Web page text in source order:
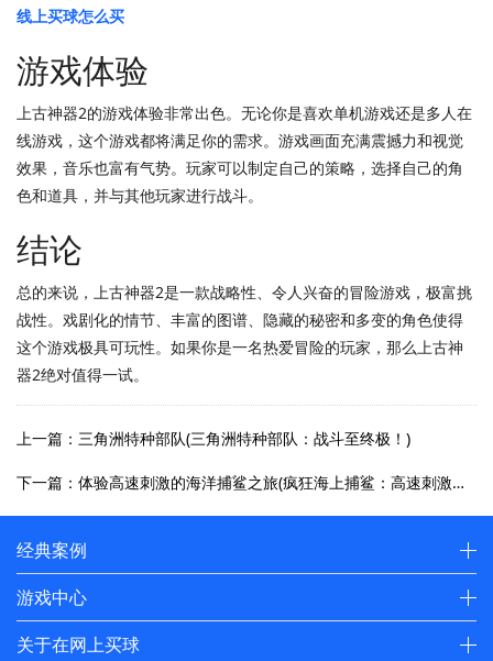
线上买球怎么买
游戏体验
上古神器2的游戏体验非常出色。无论你是喜欢单机游戏还是多人在
线游戏，这个游戏都将满足你的需求。游戏画面充满震撼力和视觉
效果，音乐也富有气势。玩家可以制定自己的策略，选择自己的角
色和道具，并与其他玩家进行战斗。
结论
总的来说，上古神器2是一款战略性、令人兴奋的冒险游戏，极富挑
战性。戏剧化的情节、丰富的图谱、隐藏的秘密和多变的角色使得
这个游戏极具可玩性。如果你是一名热爱冒险的玩家，那么上古神
器2绝对值得一试。
上一篇：三角洲特种部队(三角洲特种部队：战斗至终极！)
下一篇：体验高速刺激的海洋捕鲨之旅(疯狂海上捕鲨：高速刺激的猎物追逐之旅)
经典案例
游戏中心
关于在网上买球